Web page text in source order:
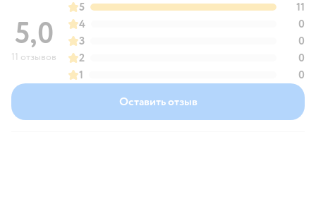
5,0
11 отзывов
5
11
4
0
3
0
2
0
1
0
Оставить отзыв